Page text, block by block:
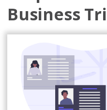
Business